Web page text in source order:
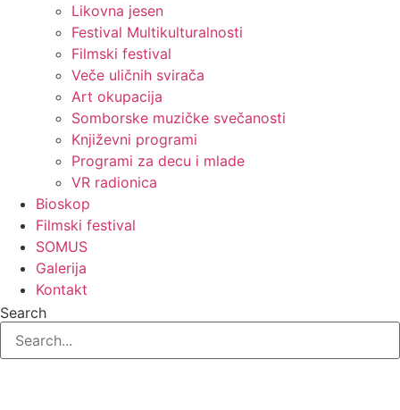
Likovna jesen
Festival Multikulturalnosti
Filmski festival
Veče uličnih svirača
Art okupacija
Somborske muzičke svečanosti
Književni programi
Programi za decu i mlade
VR radionica
Bioskop
Filmski festival
SOMUS
Galerija
Kontakt
Search